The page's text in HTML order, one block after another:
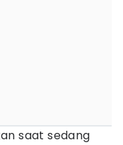
saat sedang